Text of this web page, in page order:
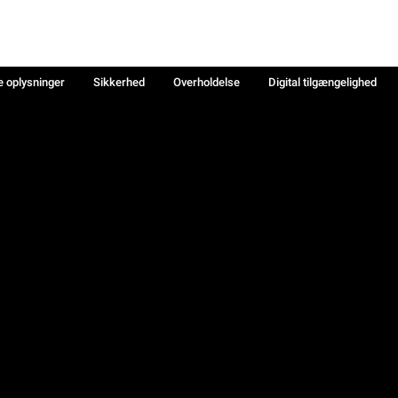
oplysninger Sikkerhed Overholdelse
Digital tilgængelighed